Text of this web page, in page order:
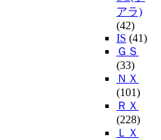
アラ)
(42)
IS (41)
ＧＳ
(33)
ＮＸ
(101)
ＲＸ
(228)
ＬＸ